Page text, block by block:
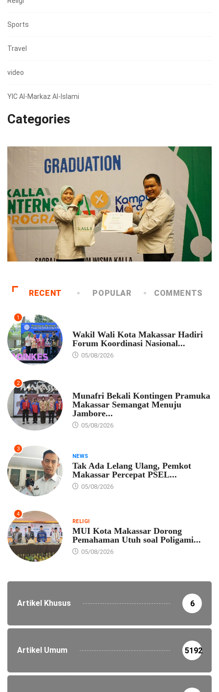
Sports
Travel
video
YIC Al-Markaz Al-Islami
Categories
RECENT POPULAR COMMENTS
1
Wakil Wali Kota Makassar Hadiri
Forum Koordinasi Nasional...
05/08/2026
2
Munafri Bekali Kontingen Pramuka
Makassar Semangat Menuju
Jambore...
05/08/2026
3
NEWS
Tak Ada Lelang Ulang, Pemkot
Makassar Percepat PSEL...
05/08/2026
4
RELIGI
MUI Kota Makassar Dorong
Pemahaman Utuh soal Poligami...
05/08/2026
Artikel Khusus 6
Artikel Umum 5192